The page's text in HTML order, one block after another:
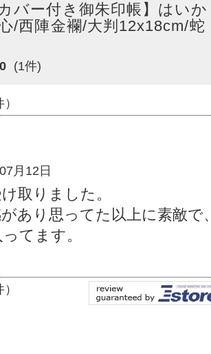
バー付き御朱印帳】はいか
/西陣金襴/大判12x18cm/蛇
(1件)
月12日
取りました。
あり思ってた以上に素敵で
てます。